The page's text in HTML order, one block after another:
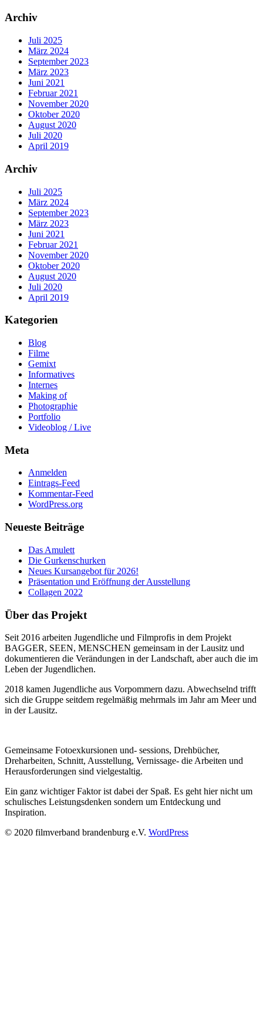
Archiv
Juli 2025
März 2024
September 2023
März 2023
Juni 2021
Februar 2021
November 2020
Oktober 2020
August 2020
Juli 2020
April 2019
Archiv
Juli 2025
März 2024
September 2023
März 2023
Juni 2021
Februar 2021
November 2020
Oktober 2020
August 2020
Juli 2020
April 2019
Kategorien
Blog
Filme
Gemixt
Informatives
Internes
Making of
Photographie
Portfolio
Videoblog / Live
Meta
Anmelden
Eintrags-Feed
Kommentar-Feed
WordPress.org
Neueste Beiträge
Das Amulett
Die Gurkenschurken
Neues Kursangebot für 2026!
Präsentation und Eröffnung der Ausstellung
Collagen 2022
Über das Projekt
Seit 2016 arbeiten Jugendliche und Filmprofis in dem Projekt
BAGGER, SEEN, MENSCHEN gemeinsam in der Lausitz und
dokumentieren die Verändungen in der Landschaft, aber auch die im
Leben der Jugendlichen.
2018 kamen Jugendliche aus Vorpommern dazu. Abwechselnd trifft
sich die Gruppe seitdem regelmäßig mehrmals im Jahr am Meer und
in der Lausitz.
Gemeinsame Fotoexkursionen und- sessions, Drehbücher,
Dreharbeiten, Schnitt, Ausstellung, Vernissage- die Arbeiten und
Herausforderungen sind vielgestaltig.
Ein ganz wichtiger Faktor ist dabei der Spaß. Es geht hier nicht um
schulisches Leistungsdenken sondern um Entdeckung und
Inspiration.
© 2020 filmverband brandenburg e.V. WordPress